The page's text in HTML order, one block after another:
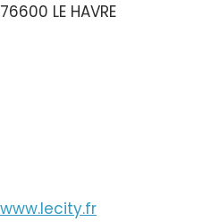
76600 LE HAVRE
www.lecity.fr